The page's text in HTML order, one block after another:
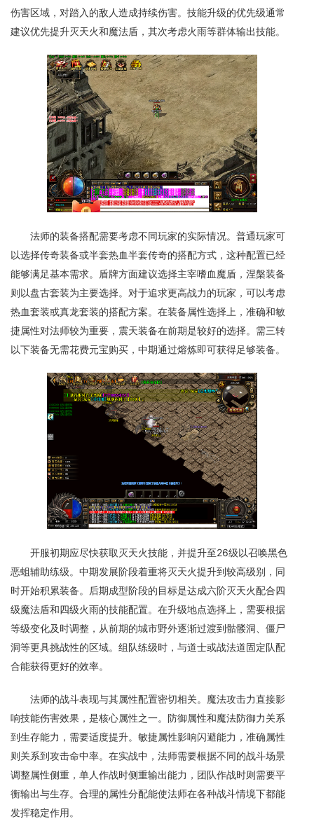
伤害区域，对踏入的敌人造成持续伤害。技能升级的优先级通常
建议优先提升灭天火和魔法盾，其次考虑火雨等群体输出技能。
法师的装备搭配需要考虑不同玩家的实际情况。普通玩家可
以选择传奇装备或半套热血半套传奇的搭配方式，这种配置已经
能够满足基本需求。盾牌方面建议选择主宰嗜血魔盾，涅槃装备
则以盘古套装为主要选择。对于追求更高战力的玩家，可以考虑
热血套装或真龙套装的搭配方案。在装备属性选择上，准确和敏
捷属性对法师较为重要，震天装备在前期是较好的选择。需三转
以下装备无需花费元宝购买，中期通过熔炼即可获得足够装备。
开服初期应尽快获取灭天火技能，并提升至26级以召唤黑色
恶蛆辅助练级。中期发展阶段着重将灭天火提升到较高级别，同
时开始积累装备。后期成型阶段的目标是达成六阶灭天火配合四
级魔法盾和四级火雨的技能配置。在升级地点选择上，需要根据
等级变化及时调整，从前期的城市野外逐渐过渡到骷髅洞、僵尸
洞等更具挑战性的区域。组队练级时，与道士或战法道固定队配
合能获得更好的效率。
法师的战斗表现与其属性配置密切相关。魔法攻击力直接影
响技能伤害效果，是核心属性之一。防御属性和魔法防御力关系
到生存能力，需要适度提升。敏捷属性影响闪避能力，准确属性
则关系到攻击命中率。在实战中，法师需要根据不同的战斗场景
调整属性侧重，单人作战时侧重输出能力，团队作战时则需要平
衡输出与生存。合理的属性分配能使法师在各种战斗情境下都能
发挥稳定作用。